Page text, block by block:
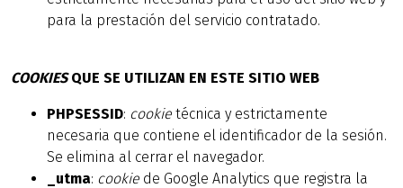
para la prestación del servicio contratado.
COOKIESQUE SE UTILIZAN EN ESTE SITIO WEB
PHPSESSID: cookie técnica y estrictamente
necesaria que contiene el identificador de la sesión.
Se elimina al cerrar el navegador.
_utma: cookie de Google Analytics que registra la